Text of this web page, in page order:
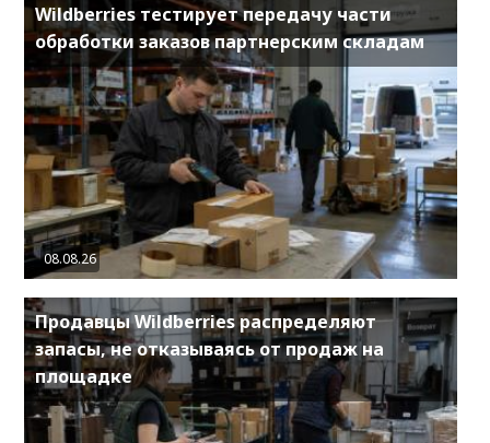
Wildberries тестирует передачу части
обработки заказов партнерским складам
08.08.26
Продавцы Wildberries распределяют
запасы, не отказываясь от продаж на
площадке